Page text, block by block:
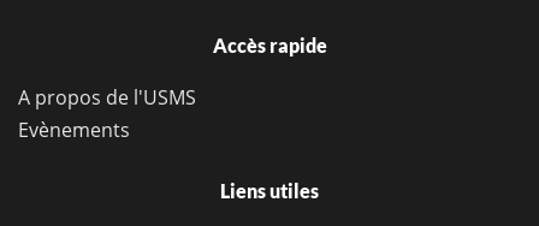
Accès rapide
A propos de l'USMS
Evènements
Liens utiles